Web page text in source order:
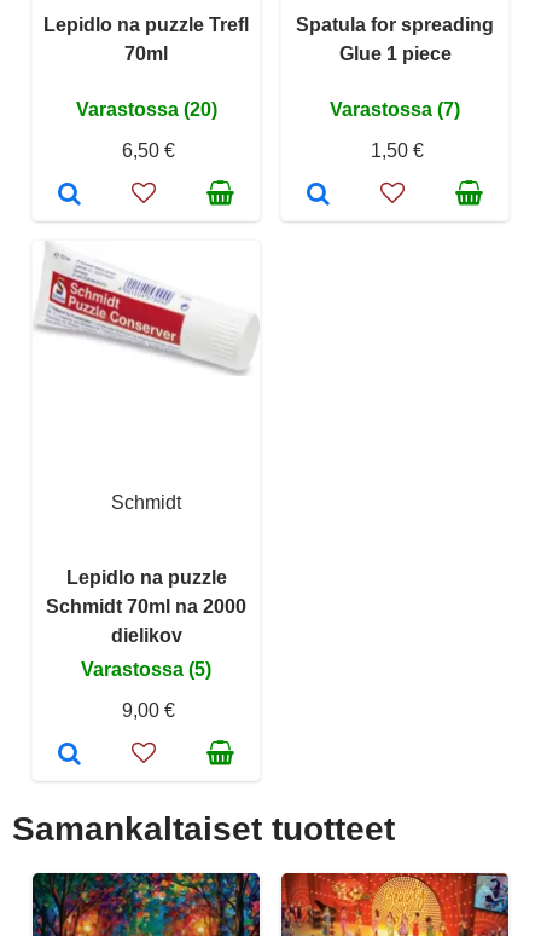
Lepidlo na puzzle Trefl
70ml
Varastossa (20)
6,50 €
Spatula for spreading
Glue 1 piece
Varastossa (7)
1,50 €
Schmidt
Lepidlo na puzzle
Schmidt 70ml na 2000
dielikov
Varastossa (5)
9,00 €
Samankaltaiset tuotteet